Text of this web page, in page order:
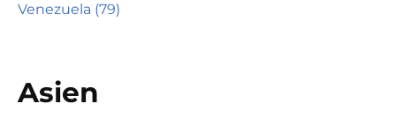
Venezuela (79)
Asien